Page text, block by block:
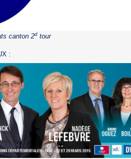
canton 2d tour
: